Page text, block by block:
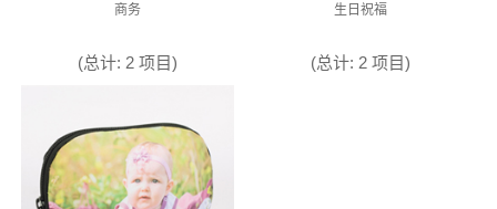
商务
(总计: 2 项目)
生日祝福
(总计: 2 项目)